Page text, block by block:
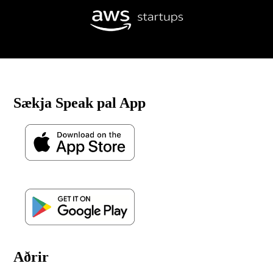
Sækja Speak pal App
Aðrir